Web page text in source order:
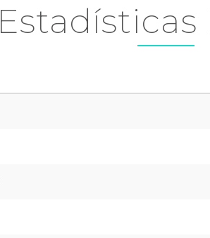
Estadísticas